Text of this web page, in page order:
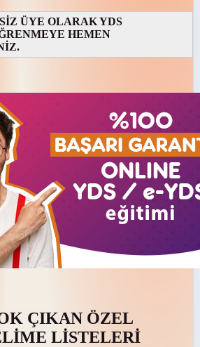
ÜYE OLARAK YDS
HEMEN
ÇIKAN ÖZEL
LİSTELERİ